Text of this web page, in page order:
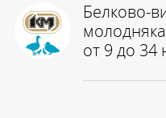
Белково-
от 9 до 34